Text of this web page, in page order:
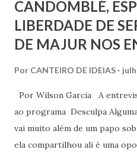
CANDOMBLÉ,
LIBERDADE DE
DE MAJUR NOS
Por CANTEIRO DE IDEIAS
Por Wilson Garcia A
ao programa Desculpa
vai muito além de um papo
ela compartilhou ali é uma